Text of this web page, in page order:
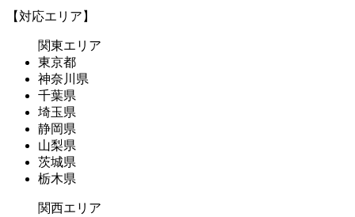
【対応エリア】
関東エリア
東京都
神奈川県
千葉県
埼玉県
静岡県
山梨県
茨城県
栃木県
関西エリア